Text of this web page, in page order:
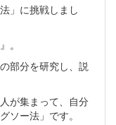
」に挑戦しまし
。
部分を研究し、説
が集まって、自分
ソー法」です。